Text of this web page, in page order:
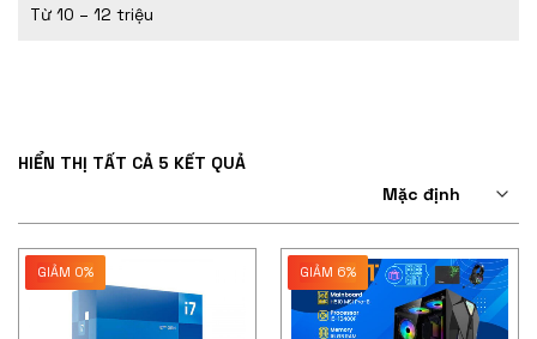
Từ 10 – 12 triệu
HIỂN THỊ TẤT CẢ 5 KẾT QUẢ
GIẢM 0% GIẢM 6%